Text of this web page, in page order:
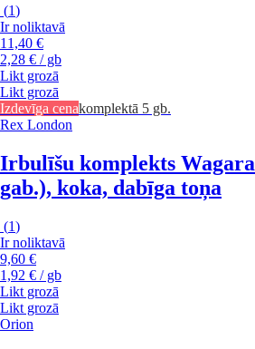
(1)
Ir noliktavā
11,40 €
2,28 € / gb
Likt grozā
Likt grozā
Izdevīga cenakomplektā 5 gb.
Rex London
Irbulīšu komplekts Wagara
gab.), koka, dabīga toņa
(1)
Ir noliktavā
9,60 €
1,92 € / gb
Likt grozā
Likt grozā
Orion